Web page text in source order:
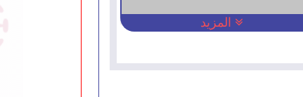
المزيد